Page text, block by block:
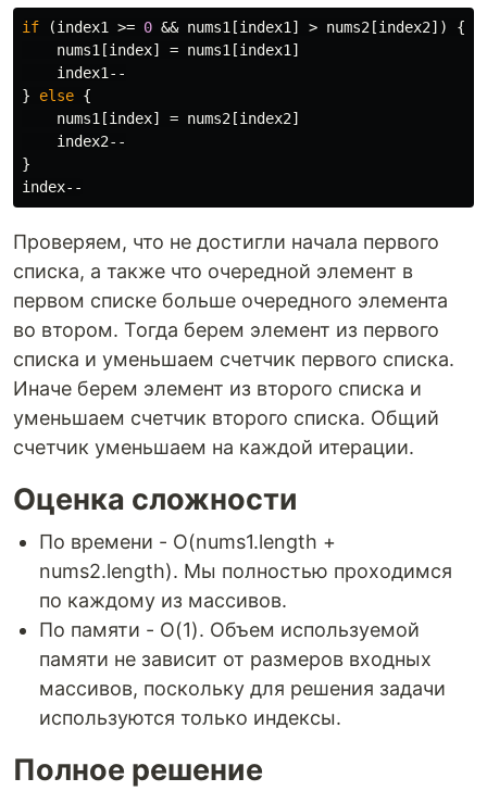
if (index1 >= 0 && nums1 [index1 ] > nums2 [index2])
{
nums1 [index] = nums1 [index1 ]
index1--
}
else {
nums1 [index] = nums2 [index2]
index2--
}
index--
Проверяем, что не достигли начала первого
списка, а также что очередной элемент в
первом списке больше очередного элемента
во втором. Тогда берем элемент из первого
списка и уменьшаем счетчик первого списка.
Иначе берем элемент из второго списка и
уменьшаем счетчик второго списка. Общий
счетчик уменьшаем на каждой итерации.
Оценка сложности
По времени - O(nums1.length +
nums2.length). Мы полностью проходимся
по каждому из массивов.
По памяти - O(1). Объем используемой
памяти не зависит от размеров входных
массивов, поскольку для решения задачи
используются только индексы.
Полное решение